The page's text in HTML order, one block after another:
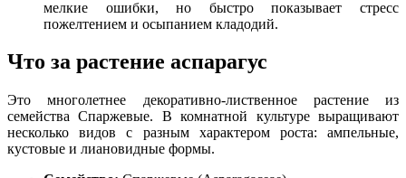
мелкие ошибки, но быстро показывает стресс
пожелтением и осыпанием кладодий.
Что за растение аспарагус
Это многолетнее декоративно-лиственное растение из
семейства Спаржевые. В комнатной культуре выращивают
несколько видов с разным характером роста: ампельные,
кустовые и лиановидные формы.